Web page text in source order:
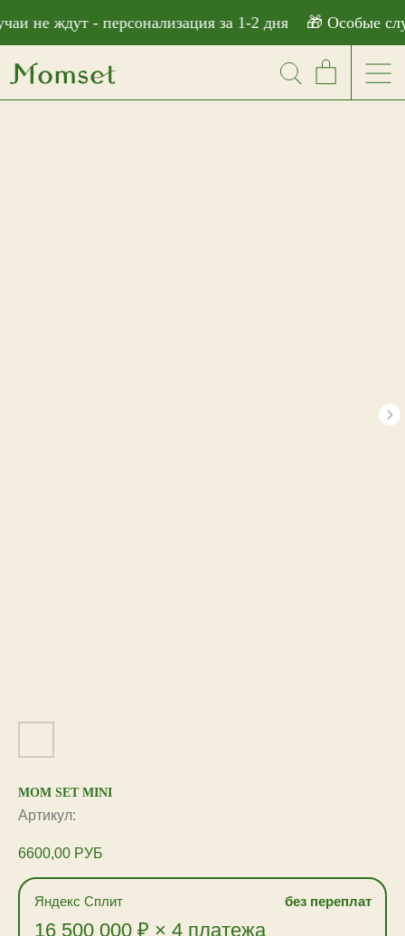
не ждут - персонализация за 1-2 дня 🎁 Особые
MOM SET MINI
Артикул:
6600,00 РУБ
Яндекс Сплит без переплат
16 500 000 ₽ × 4 платежа